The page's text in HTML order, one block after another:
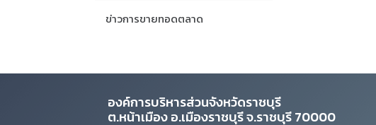
ข่าวการขายทอดตลาด
องค์การบริหารส่วนจังหวัดราชบุรี
ต.หน้าเมือง อ.เมืองราชบุรี จ.ราชบุรี 70000